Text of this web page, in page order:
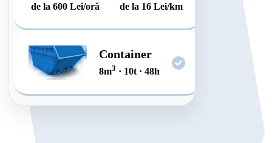
de la600 Lei/oră
de la 16 Lei/km
Container
8m3 · 10t · 48h